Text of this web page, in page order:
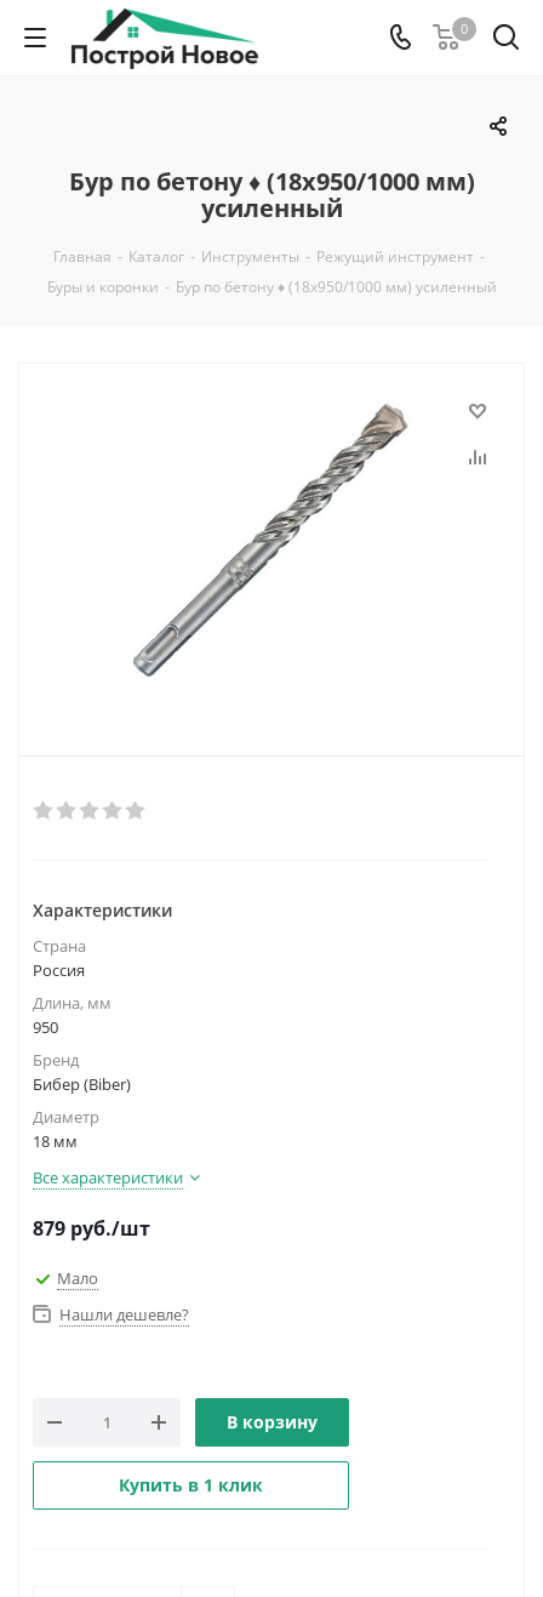
0
Бур по бетону ♦ (18х950/1000 мм)
усиленный
Главная - Каталог - Инструменты - Режущий инструмент -
Буры и коронки - Бур по бетону ♦ (18х950/1000 мм) усиленный
Характеристики
Страна
Россия
Длина, мм
950
Бренд
Бибер (Biber)
Диаметр
18 мм
Все характеристики
879 руб./шт
Мало
Нашли дешевле?
В корзину
Купить в 1 клик